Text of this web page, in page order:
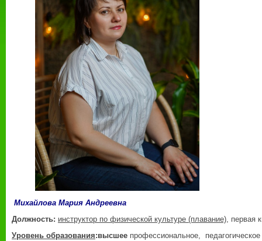
Михайлова Мария Андреевна
Должность: инструктор по физической культуре (плавание), первая
Уровень образования:высшее профессиональное, педагогическое